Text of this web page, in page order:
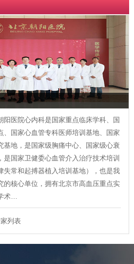
阳医院心内科是国家重点临床学科、国
、国家心血管专科医师培训基地、国家
基地，是国家级胸痛中心、国家级心衰
是国家卫健委心血管介入治疗技术培训
失常和起搏器植入培训基地），也是我
的核心单位，拥有北京市高血压重点实
术…
列表